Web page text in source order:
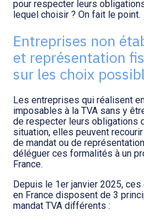
humaines : SILAE
pour respecter leurs
lequel choisir ? On fait le point.
Entreprises non
et représentation
sur les choix
Les entreprises qui réalisent
imposables à la TVA sans y
de respecter leurs obligations
situation, elles peuvent
de mandat ou de
déléguer ces formalités à un
France.
Depuis le 1er janvier 2025,
en France disposent de 3
mandat TVA différents :